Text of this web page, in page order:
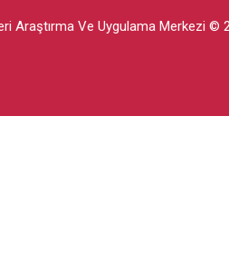
Araştırma Ve Uygulama Merkezi ©